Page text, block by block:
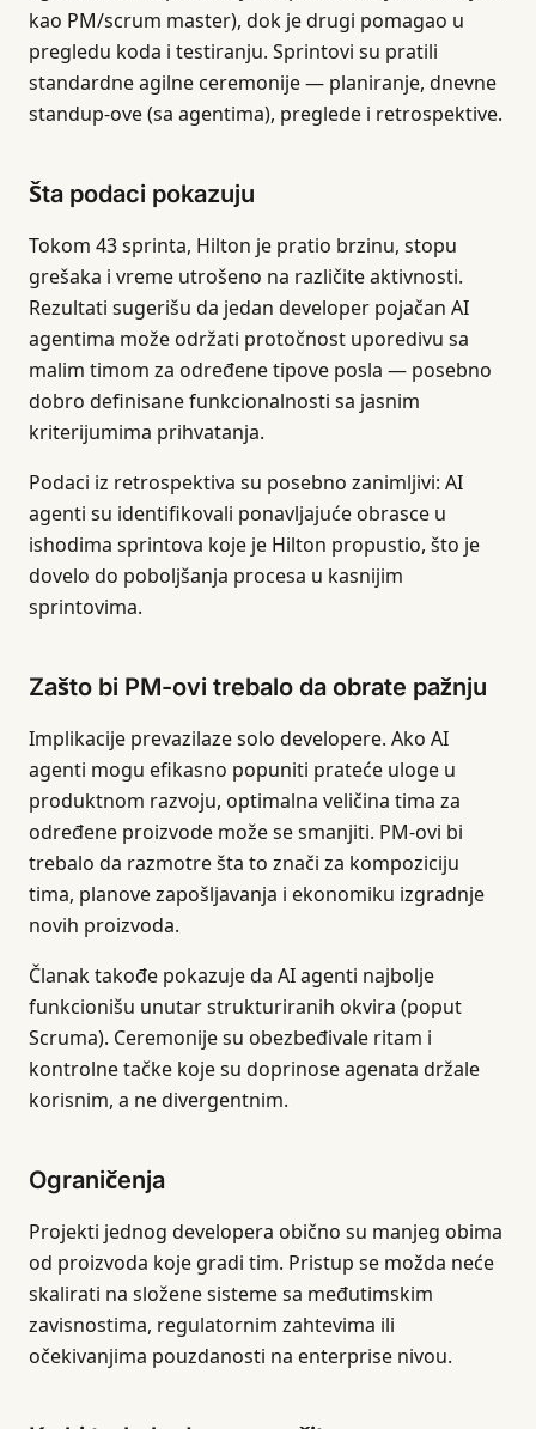
kao PM/scrum master), dok je drugi pomagao u
pregledu koda i testiranju. Sprintovi su pratili
standardne agilne ceremonije — planiranje, dnevne
standup-ove (sa agentima), preglede i retrospektive.
Šta podaci pokazuju
Tokom 43 sprinta, Hilton je pratio brzinu, stopu
grešaka i vreme utrošeno na različite aktivnosti.
Rezultati sugerišu da jedan developer pojačan AI
agentima može održati protočnost uporedivu sa
malim timom za određene tipove posla — posebno
dobro definisane funkcionalnosti sa jasnim
kriterijumima prihvatanja.
Podaci iz retrospektiva su posebno zanimljivi: AI
agenti su identifikovali ponavljajuće obrasce u
ishodima sprintova koje je Hilton propustio, što je
dovelo do poboljšanja procesa u kasnijim
sprintovima.
Zašto bi PM-ovi trebalo da obrate pažnju
Implikacije prevazilaze solo developere. Ako AI
agenti mogu efikasno popuniti prateće uloge u
produktnom razvoju, optimalna veličina tima za
određene proizvode može se smanjiti. PM-ovi bi
trebalo da razmotre šta to znači za kompoziciju
tima, planove zapošljavanja i ekonomiku izgradnje
novih proizvoda.
Članak takođe pokazuje da AI agenti najbolje
funkcionišu unutar strukturiranih okvira (poput
Scruma). Ceremonije su obezbeđivale ritam i
kontrolne tačke koje su doprinose agenata držale
korisnim, a ne divergentnim.
Ograničenja
Projekti jednog developera obično su manjeg obima
od proizvoda koje gradi tim. Pristup se možda neće
skalirati na složene sisteme sa međutimskim
zavisnostima, regulatornim zahtevima ili
očekivanjima pouzdanosti na enterprise nivou.